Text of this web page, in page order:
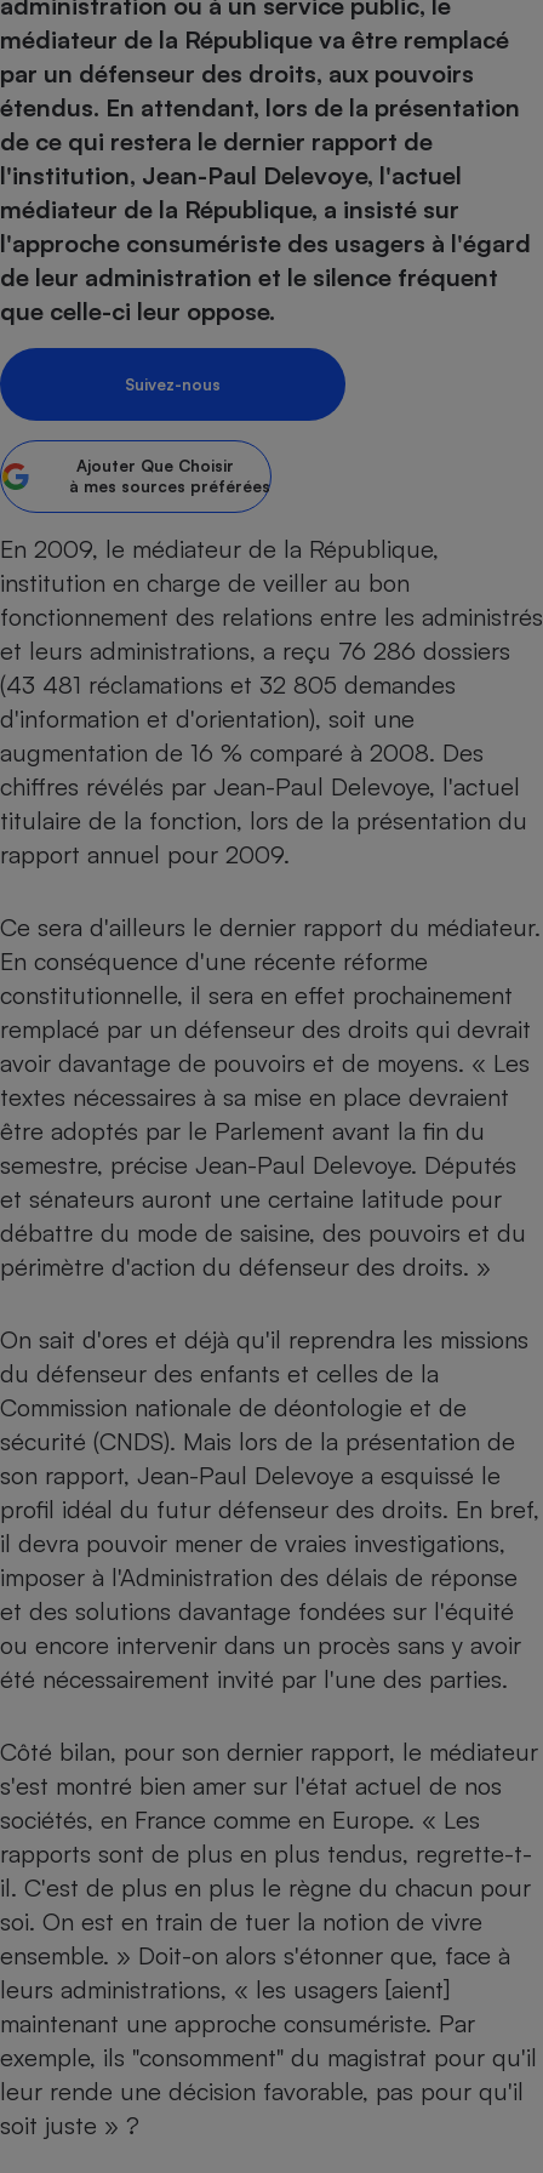
médiateur de la République va être remplacé
par un défenseur des droits, aux pouvoirs
étendus. En attendant, lors de la présentation
de ce qui restera le dernier rapport de
l'institution, Jean-Paul Delevoye, l'actuel
médiateur de la République, a insisté sur
l'approche consumériste des usagers à l'égard
de leur administration et le silence fréquent
que celle-ci leur oppose.
Suivez-nous
Ajouter Que Choisir
à mes sources préférées
En 2009, le médiateur de la République,
institution en charge de veiller au bon
fonctionnement des relations entre les administrés
et leurs administrations, a reçu 76 286 dossiers
(43 481 réclamations et 32 805 demandes
d'information et d'orientation), soit une
augmentation de 16 % comparé à 2008. Des
chiffres révélés par Jean-Paul Delevoye, l'actuel
titulaire de la fonction, lors de la présentation du
rapport annuel pour 2009.
Ce sera d'ailleurs le dernier rapport du médiateur.
En conséquence d'une récente réforme
constitutionnelle, il sera en effet prochainement
remplacé par un défenseur des droits qui devrait
avoir davantage de pouvoirs et de moyens. « Les
textes nécessaires à sa mise en place devraient
être adoptés par le Parlement avant la fin du
semestre, précise Jean-Paul Delevoye. Députés
et sénateurs auront une certaine latitude pour
débattre du mode de saisine, des pouvoirs et du
périmètre d'action du défenseur des droits. »
On sait d'ores et déjà qu'il reprendra les missions
du défenseur des enfants et celles de la
Commission nationale de déontologie et de
sécurité (CNDS). Mais lors de la présentation de
son rapport, Jean-Paul Delevoye a esquissé le
profil idéal du futur défenseur des droits. En bref,
il devra pouvoir mener de vraies investigations,
imposer à l'Administration des délais de réponse
et des solutions davantage fondées sur l'équité
ou encore intervenir dans un procès sans y avoir
été nécessairement invité par l'une des parties.
Côté bilan, pour son dernier rapport, le médiateur
s'est montré bien amer sur l'état actuel de nos
sociétés, en France comme en Europe. « Les
rapports sont de plus en plus tendus, regrette-t-
il. C'est de plus en plus le règne du chacun pour
soi. On est en train de tuer la notion de vivre
ensemble. » Doit-on alors s'étonner que, face à
leurs administrations, « les usagers [aient]
maintenant une approche consumériste. Par
exemple, ils "consomment" du magistrat pour qu'il
leur rende une décision favorable, pas pour qu'il
soit juste » ?
Sécurité - Hygiène
Complément
alimentaire
bouteille
Assurance
Banque - Crédit
Epargne - Fiscalité
Assurance emprunteur
Banque
Circulation routière
Contrôle technique -
Pièce détachée
Moto
Supermarché - Drive
Comparatif
Comparatif plaque à
Comparatif hotte
Comparatif climatiseur
Comparatif aspirateur
Comparatif cafetière
Comparatif robot cuiseur
Gros électroménager
Petit électroménager -
Plaque de cuisson à
induction
Climatiseur -
Ventilateur
Cafetière à expressos
Robot ménager
Électricité - Gaz
Comparatif casque audio
Comparatif barre de son
Comparatif imprimante
Comparatif ordinateur
Comparatif ultrabook
Image et son
Téléphonie
Téléphone mobile -
Smartphone
Antivirus
Crédit immobilier
Comparatif tondeuse
Comparatif poêle à
Comparatif radiateur
Bricolage - Jardinage
Chauffage
Produit d'entretien
Matelas
Radiateur électrique
Climatiseur -
Hygiène - Beauté
Maladie - Médecine -
Mutuelle
Maison de retraite
Choisir son fioul
Choisir son pellet
Comparateur assurance emprunteur
Energie Moins Chère Ensemble
Tous les comparateurs
Toutes les cartes interactives
Speedtest - Testez le débit de votre
connexion Internet